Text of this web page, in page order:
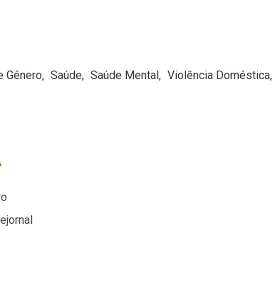
Género Saúde Saúde Mental
Violência Doméstica